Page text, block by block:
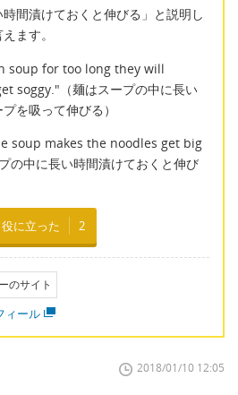
時間漬けておくと伸びる」と説明し
ます。
soup for too long they will
soggy."（麺はスープの中に長い
を吸って伸びる）
soup makes the noodles get big
の中に長い時間漬けておくと伸び
役に立った 2
のサイト
ィール
2018/01/10 12:05